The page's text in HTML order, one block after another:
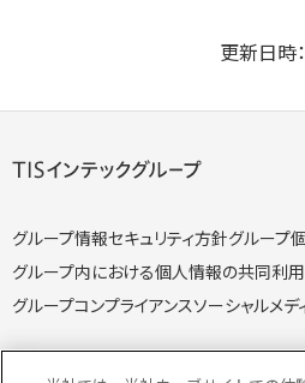
更新日時
グループ情報セキュリティ方針グループ
グループ内における個人情報の共同利
グループコンプライアンスソーシャルメデ